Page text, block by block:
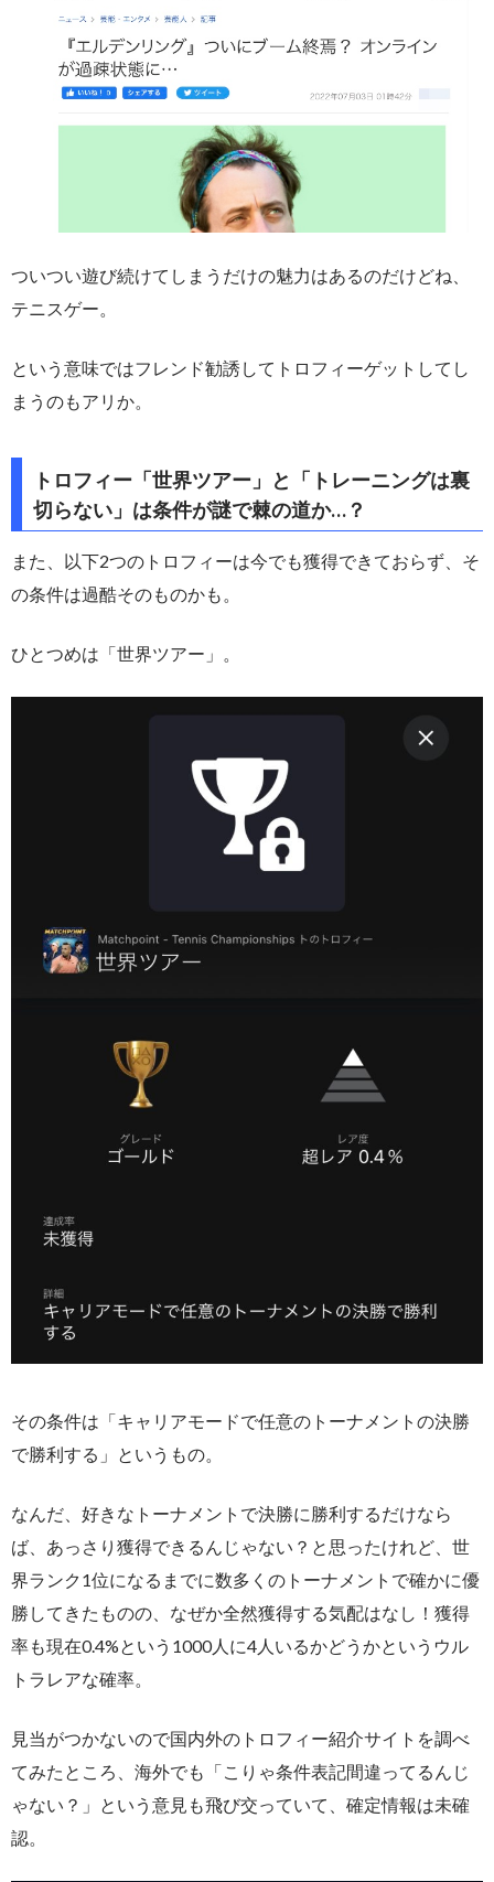
ついつい遊び続けてしまうだけの魅力はあるのだけどね、
テニスゲー。
という意味ではフレンド勧誘してトロフィーゲットしてし
まうのもアリか。
トロフィー「世界ツアー」と「トレーニングは裏
切らない」は条件が謎で棘の道か…？
また、以下2つのトロフィーは今でも獲得できておらず、そ
の条件は過酷そのものかも。
ひとつめは「世界ツアー」。
その条件は「キャリアモードで任意のトーナメントの決勝
で勝利する」というもの。
なんだ、好きなトーナメントで決勝に勝利するだけなら
ば、あっさり獲得できるんじゃない？と思ったけれど、世
界ランク1位になるまでに数多くのトーナメントで確かに優
勝してきたものの、なぜか全然獲得する気配はなし！獲得
率も現在0.4%という1000人に4人いるかどうかというウル
トラレアな確率。
見当がつかないので国内外のトロフィー紹介サイトを調べ
てみたところ、海外でも「こりゃ条件表記間違ってるんじ
ゃない？」という意見も飛び交っていて、確定情報は未確
認。